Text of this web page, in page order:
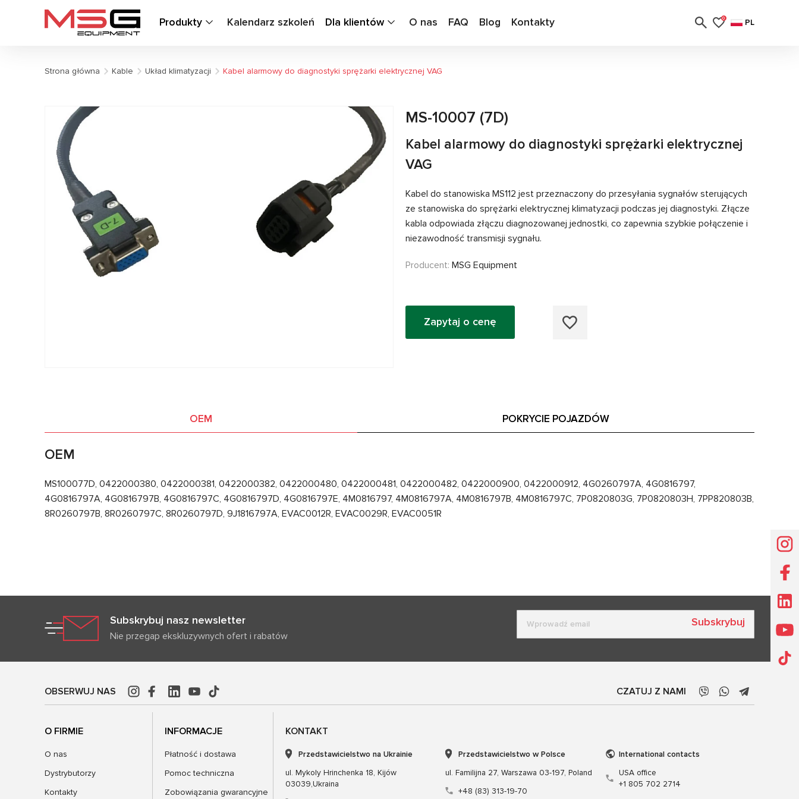
Produkty Kalendarz szkoleń Dla klientów O nas FAQ Blog Kontakty 0 PL
Strona główna Kable Układ klimatyzacji Kabel alarmowy do diagnostyki sprężarki elektrycznej VAG
MS-10007 (7D)
Kabel alarmowy do diagnostyki sprężarki elektrycznej
VAG
Kabel do stanowiska MS112 jest przeznaczony do przesyłania sygnałów sterujących
ze stanowiska do sprężarki elektrycznej klimatyzacji podczas jej diagnostyki. Złącze
kabla odpowiada złączu diagnozowanej jednostki, co zapewnia szybkie połączenie i
niezawodność transmisji sygnału.
Producent: MSG Equipment
Zapytaj o cenę
OEM POKRYCIE POJAZDÓW
OEM
MS100077D, 0422000380, 0422000381, 0422000382, 0422000480, 0422000481, 0422000482, 0422000900, 0422000912, 4G0260797A, 4G0816797,
4G0816797A, 4G0816797B, 4G0816797C, 4G0816797D, 4G0816797E, 4M0816797, 4M0816797A, 4M0816797B, 4M0816797C, 7P0820803G, 7P0820803H, 7PP820803B,
8R0260797B, 8R0260797C, 8R0260797D, 9J1816797A, EVAC0012R, EVAC0029R, EVAC0051R
Subskrybuj nasz newsletter
Nie przegap ekskluzywnych ofert i rabatów
Subskrybuj
OBSERWUJ NAS CZATUJ Z NAMI
O FIRMIE
O nas
Dystrybutorzy
Kontakty
INFORMACJE
Płatność i dostawa
Pomoc techniczna
Zobowiązania gwarancyjne
KONTAKT
Przedstawicielstwo na Ukrainie
ul. Mykoly Hrinchenka 18, Kijów
03039,Ukraina
Przedstawicielstwo w Polsce
ul. Familijna 27, Warszawa 03-197, Poland
+48 (83) 313-19-70
International contacts
USA office
+1 805 702 2714